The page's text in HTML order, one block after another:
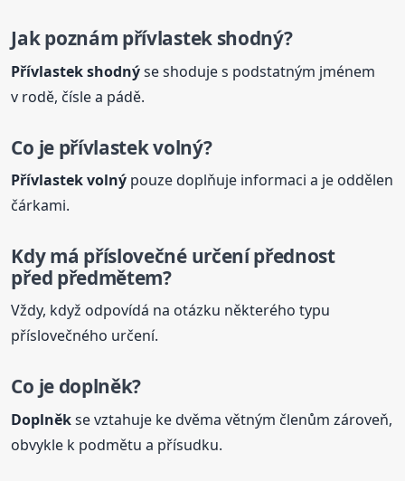
Jak poznám přívlastek shodný?
Přívlastek shodnýse shoduje s podstatným jménem
v rodě, čísle a pádě.
Co je přívlastek volný?
Přívlastek volný pouze doplňuje informaci a je oddělen
čárkami.
Kdy má příslovečné určení přednost
před předmětem?
Vždy, když odpovídá na otázku některého typu
příslovečného určení.
Co je doplněk?
Doplněkse vztahuje ke dvěma větným členům zároveň,
obvykle k podmětu a přísudku.